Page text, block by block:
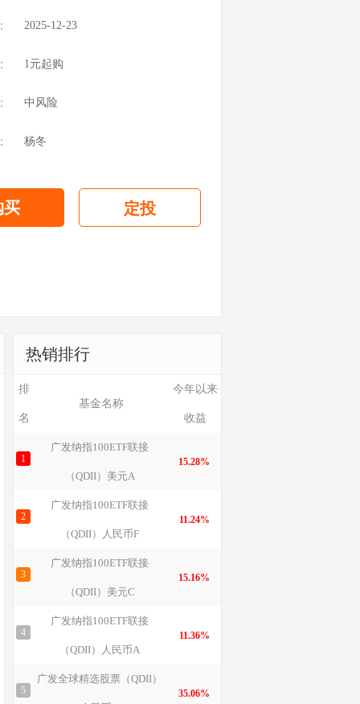
2025-12-23
1元起购
中风险
杨冬
买 定投
热销排行
排
名
基金名称
今年以来
收益
1
广发纳指100ETF联接
（QDII）美元A
15.28%
2
广发纳指100ETF联接
（QDII）人民币F
11.24%
3
广发纳指100ETF联接
（QDII）美元C
15.16%
4
广发纳指100ETF联接
（QDII）人民币A
11.36%
5
广发全球精选股票（QDII）
35.06%